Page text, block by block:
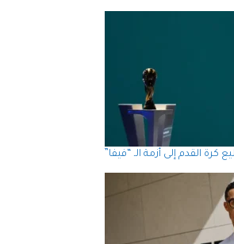
كرة القدم إلى أزمة الـ “فيفا”